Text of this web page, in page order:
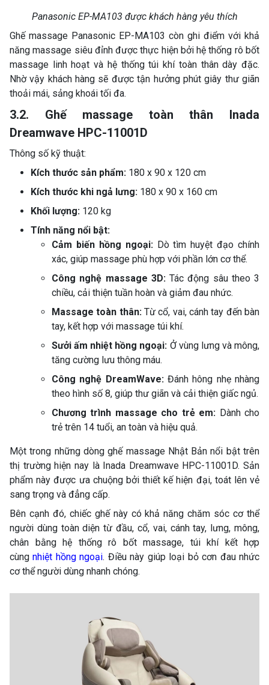
Panasonic EP-MA103 được khách hàng yêu thích
Ghế massage Panasonic EP-MA103 còn ghi điểm với khả
năng massage siêu đỉnh được thực hiện bởi hệ thống rô bốt
massage linh hoạt và hệ thống túi khí toàn thân dày đặc.
Nhờ vậy khách hàng sẽ được tận hưởng phút giây thư giãn
thoải mái, sảng khoái tối đa.
3.2. Ghế massage toàn thân Inada
Dreamwave HPC-11001D
Thông số kỹ thuật:
Kích thước sản phẩm: 180 x 90 x 120 cm
Kích thước khi ngả lưng: 180 x 90 x 160 cm
Khối lượng: 120 kg
Tính năng nổi bật:
Cảm biến hồng ngoại:Dò tìm huyệt đạo chính
xác, giúp massage phù hợp với phần lớn cơ thể.
Công nghệ massage 3D: Tác động sâu theo 3
chiều, cải thiện tuần hoàn và giảm đau nhức.
Massage toàn thân:Từ cổ, vai, cánh tay đến bàn
tay, kết hợp với massage túi khí.
Sưởi ấm nhiệt hồng ngoại: Ở vùng lưng và mông,
tăng cường lưu thông máu.
Công nghệ DreamWave: Đánh hông nhẹ nhàng
theo hình số 8, giúp thư giãn và cải thiện giấc ngủ.
Chương trình massage cho trẻ em: Dành cho
trẻ trên 14 tuổi, an toàn và hiệu quả.
Một trong những dòng ghế massage Nhật Bản nổi bật trên
thị trường hiện nay là Inada Dreamwave HPC-11001D. Sản
phẩm này được ưa chuộng bởi thiết kế hiện đại, toát lên vẻ
sang trọng và đẳng cấp.
Bên cạnh đó, chiếc ghế này có khả năng chăm sóc cơ thể
người dùng toàn diện từ đầu, cổ, vai, cánh tay, lưng, mông,
chân bằng hệ thống rô bốt massage, túi khí kết hợp
cùngnhiệt hồng ngoại. Điều này giúp loại bỏ cơn đau nhức
cơ thể người dùng nhanh chóng.